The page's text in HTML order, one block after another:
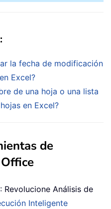
la fecha de modificación
Excel?
de una hoja o una lista
en Excel?
de
: Revolucione Análisis de
Inteligente